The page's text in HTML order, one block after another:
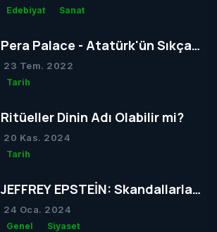
Edebiyat Sanat
Pera Palace - Atatürk'ün Sıkça
Konakladığı Otel
23 Tem. 2022
Tarih
Ritüeller Dinin Adı Olabilir mi?
20 Kas. 2024
Tarih
JEFFREY EPSTEİN: Skandallarla
Dolu Bir Hayatın Ardındaki Gizem
24 Oca. 2024
Genel Siyaset